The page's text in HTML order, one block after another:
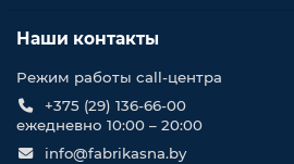
Наши контакты
Режим работы call-центра
+375 (29) 136-66-00
ежедневно 10:00 – 20:00
info@fabrikasna.by